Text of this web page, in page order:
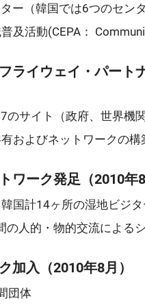
ー（韓国では6つのセンタ
及活動(CEPA：
ライウェイ・パー
サイト（政府、世界機関
およびネットワークの構
ワーク発足（2010年8
国計14ヶ所の湿地ビジ
の人的・物的交流による
加入（2010年8月）
団体